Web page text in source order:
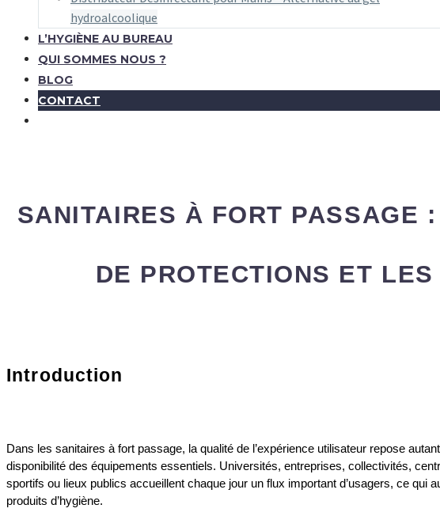
hydroalcoolique
L’HYGIÈNE AU BUREAU
QUI SOMMES NOUS ?
BLOG
CONTACT
SANITAIRES À FORT PASSAGE
DE PROTECTIONS ET
Introduction
Dans les sanitaires à fort passage, la qualité de l’expérience utilisateur repose
disponibilité des équipements essentiels. Universités, entreprises, collectivités,
sportifs ou lieux publics accueillent chaque jour un flux important d’usagers, ce qui
produits d’hygiène.